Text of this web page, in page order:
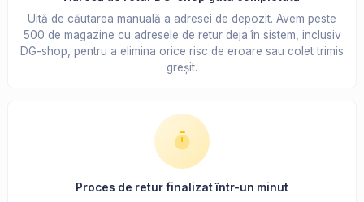
Uită de căutarea manuală a adresei de depozit. Avem peste
500 de magazine cu adresele de retur deja în sistem, inclusiv
DG-shop, pentru a elimina orice risc de eroare sau colet trimis
greșit.
Proces de retur finalizat într-un minut